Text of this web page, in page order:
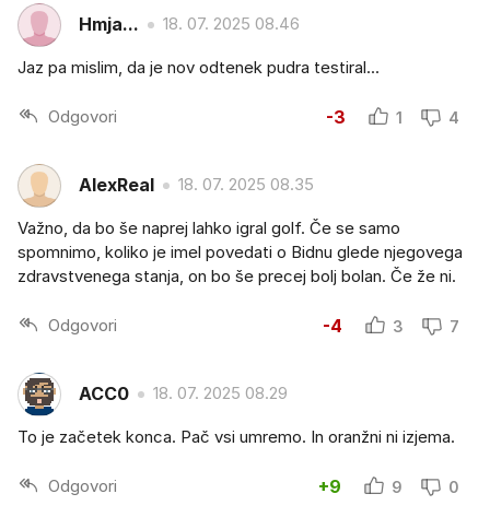
Hmja... 18. 07. 2025 08.46
Jaz pa mislim, da je nov odtenek pudra testiral...
Odgovori -3 1 4
AlexReal 18. 07. 2025 08.35
Važno, da bo še naprej lahko igral golf. Če se samo
spomnimo, koliko je imel povedati o Bidnu glede njegovega
zdravstvenega stanja, on bo še precej bolj bolan. Če že ni.
Odgovori -4 3 7
ACC0 18. 07. 2025 08.29
To je začetek konca. Pač vsi umremo. In oranžni ni izjema.
Odgovori +9 9 0